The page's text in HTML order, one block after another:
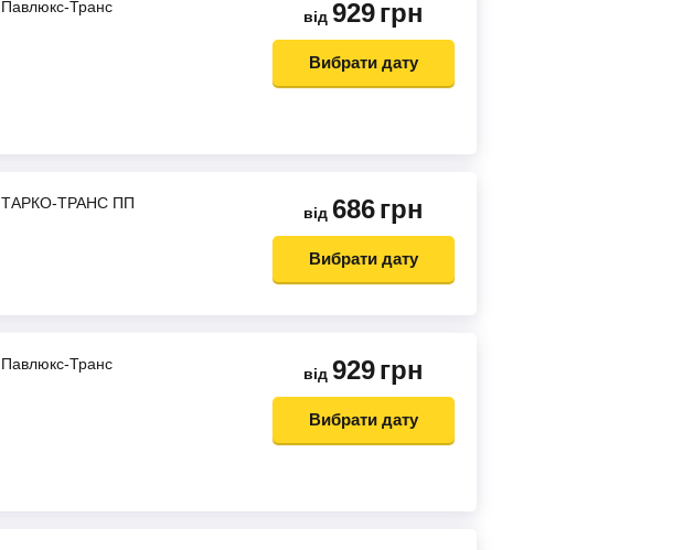
Павлюкс-Транс
від 929грн
Вибрати дату
ТАРКО-ТРАНС ПП
від 686грн
Вибрати дату
Павлюкс-Транс
від 929грн
Вибрати дату